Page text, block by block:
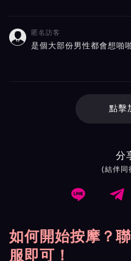
 匿名訪客
是個大部份男性都會想啪
點擊
分
(結伴同
 
如何開始按摩？
服即可！